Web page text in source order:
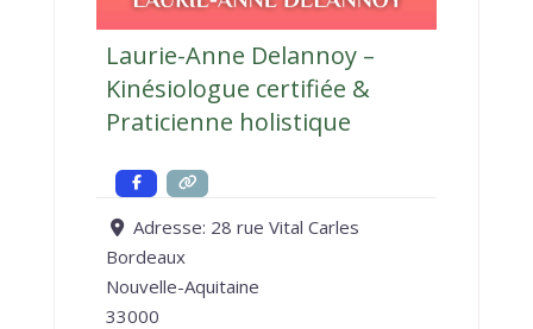
Laurie-Anne Delannoy –
Kinésiologue certifiée &
Praticienne holistique
Adresse: 28 rue Vital Carles
Bordeaux
Nouvelle-Aquitaine
33000